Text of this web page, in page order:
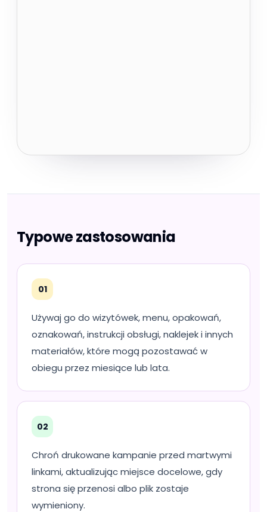
Typowe zastosowania
01
Używaj go do wizytówek, menu, opakowań,
oznakowań, instrukcji obsługi, naklejek i innych
materiałów, które mogą pozostawać w
obiegu przez miesiące lub lata.
02
Chroń drukowane kampanie przed martwymi
linkami, aktualizując miejsce docelowe, gdy
strona się przenosi albo plik zostaje
wymieniony.